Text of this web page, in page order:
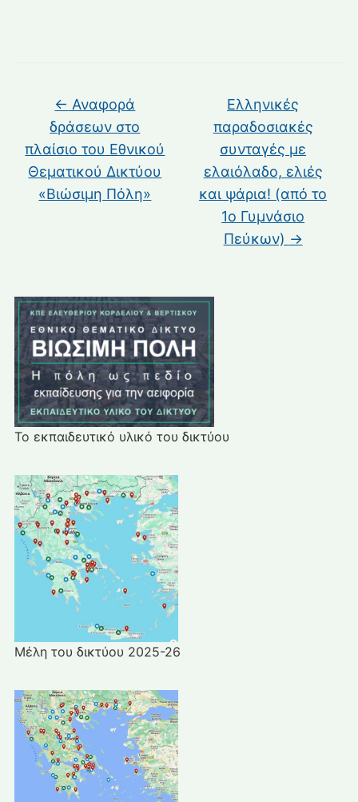
Το εκπαιδευτικό υλικό του δικτύου
Μέλη του δικτύου 2025-26
← Αναφορά
δράσεων στο
πλαίσιο του Εθνικού
Θεματικού Δικτύου
«Βιώσιμη Πόλη»
Ελληνικές
παραδοσιακές
συνταγές με
ελαιόλαδο, ελιές
και ψάρια! (από το
1ο Γυμνάσιο
Πεύκων) →